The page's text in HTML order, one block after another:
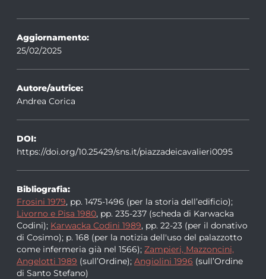
Aggiornamento:
25/02/2025
Autore/autrice:
Andrea Corica
DOI:
https://doi.org/10.25429/sns.it/piazzadeicavalieri0095
Bibliografia:
Frosini 1979, pp. 1475-1496 (per la storia dell’edificio);
Livorno e Pisa 1980, pp. 235-237 (scheda di Karwacka
Codini); Karwacka Codini 1989, pp. 22-23 (per il donativo
di Cosimo); p. 168 (per la notizia dell'uso del palazzotto
come infermeria già nel 1566); Zampieri, Mazzoncini,
Angelotti 1989 (sull’Ordine); Angiolini 1996 (sull’Ordine
di Santo Stefano)